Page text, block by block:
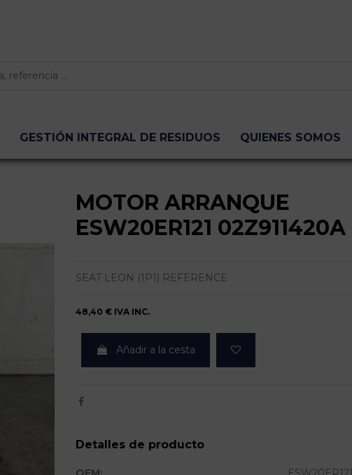
GESTIÓN INTEGRAL DE RESIDUOS QUIENES SOMOS
MOTOR ARRANQUE
ESW20ER121 02Z911420A
SEAT LEON (1P1) REFERENCE
48,40 € IVA INC.
Añadir a la cesta
Detalles de producto